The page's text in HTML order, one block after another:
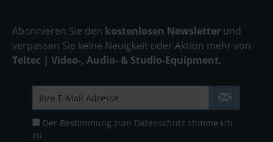
Abonnieren Sie den kostenlosen Newsletter und
verpassen Sie keine Neuigkeit oder Aktion mehr von
Teltec | Video-, Audio- & Studio-Equipment.
Der Bestimmung zum Datenschutz stimme ich
zu